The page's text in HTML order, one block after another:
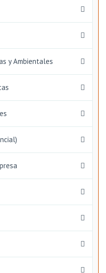
y Ambientales